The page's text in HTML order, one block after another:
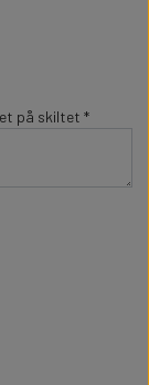
ude.
på skiltet *